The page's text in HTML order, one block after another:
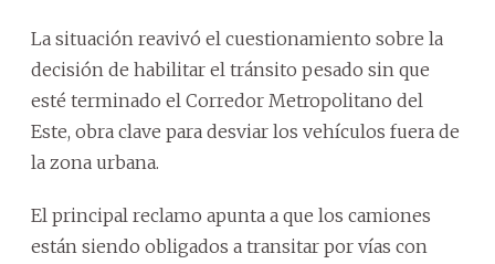
La situación reavivó el cuestionamiento sobre la
decisión de habilitar el tránsito pesado sin que
esté terminado el Corredor Metropolitano del
Este, obra clave para desviar los vehículos fuera de
la zona urbana.
El principal reclamo apunta a que los camiones
están siendo obligados a transitar por vías con